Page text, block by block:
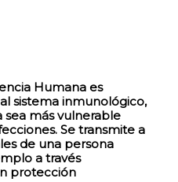
Humana es
alsistema inmunológico,
sea más vulnerable
. Se transmite a
de una persona
a través
protección